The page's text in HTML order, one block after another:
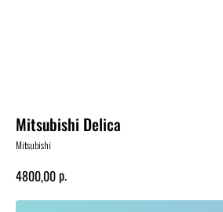
Mitsubishi Delica
Mitsubishi
4800,00р.